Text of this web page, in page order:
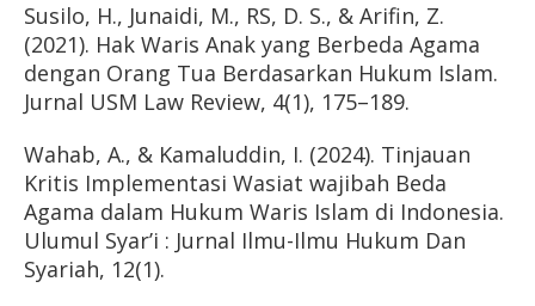
Susilo, H., Junaidi, M., RS, D. S., & Arifin, Z.
(2021). Hak Waris Anak yang Berbeda Agama
dengan Orang Tua Berdasarkan Hukum Islam.
Jurnal USM Law Review, 4(1), 175–189.
Wahab, A., & Kamaluddin, I. (2024). Tinjauan
Kritis Implementasi Wasiat wajibah Beda
Agama dalam Hukum Waris Islam di Indonesia.
Ulumul Syar’i : Jurnal Ilmu-Ilmu Hukum Dan
Syariah, 12(1).